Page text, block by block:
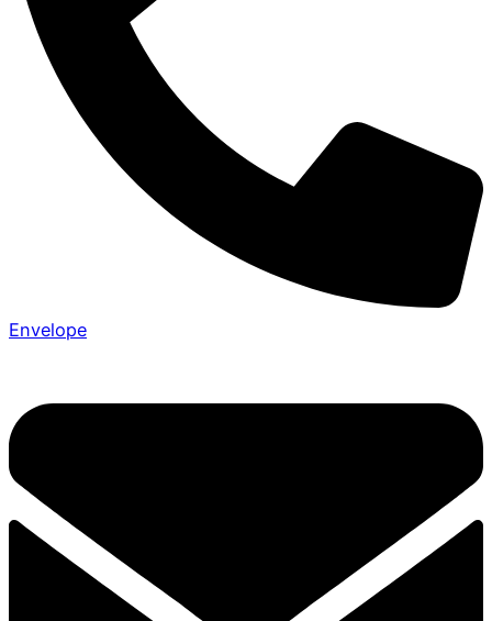
Envelope